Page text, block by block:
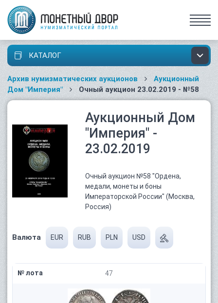
КАТАЛОГ
Архив нумизматических аукционов
Аукционный
Дом "Империя"
Очный аукцион 23.02.2019 - №58
Аукционный Дом
"Империя" -
23.02.2019
Очный аукцион №58 "Ордена,
медали, монеты и боны
Императорской России" (Москва,
Россия)
Валюта EUR RUB PLN USD
№ лота 47